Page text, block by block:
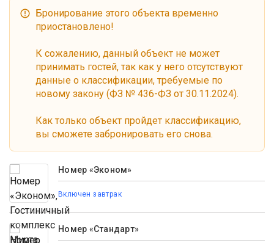
Бронирование этого объекта временно
приостановлено!
К сожалению, данный объект не может
принимать гостей, так как у него отсутствуют
данные о классификации, требуемые по
новому закону (ФЗ № 436-ФЗ от 30.11.2024).
Как только объект пройдет классификацию,
вы сможете забронировать его снова.
Номер «Эконом»
Включен завтрак
Номер «Стандарт»